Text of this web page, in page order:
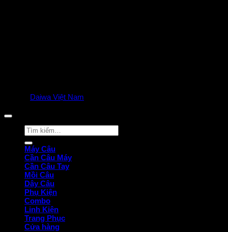
Daiwa Việt Nam
Tìm
kiếm:
Máy Câu
Cần Câu Máy
Cần Câu Tay
Mồi Câu
Dây Câu
Phụ Kiện
Combo
Linh Kiện
Trang Phục
Cửa hàng